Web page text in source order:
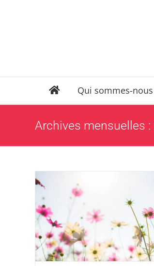
Qui sommes-nous
Archives mensuelles :